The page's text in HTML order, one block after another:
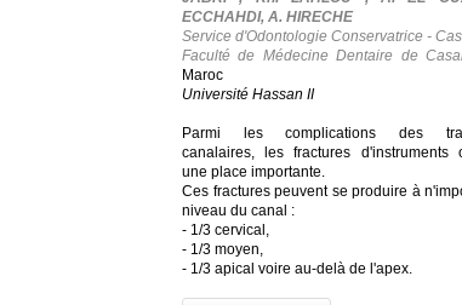
ECCHAHDI, A. HIRECHE
Service d'Odontologie Conservatrice -
Faculté de Médecine Dentaire de
Maroc
Université Hassan II
Parmi les complications des
canalaires, les fractures d'instruments
une place importante.
Ces fractures peuvent se produire à
niveau du canal :
- 1/3 cervical,
- 1/3 moyen,
- 1/3 apical voire au-delà de l'apex.